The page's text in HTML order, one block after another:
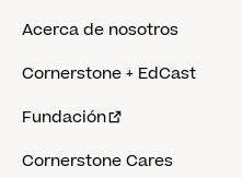
Acerca de nosotros
Cornerstone + EdCast
Fundación
Cornerstone Cares